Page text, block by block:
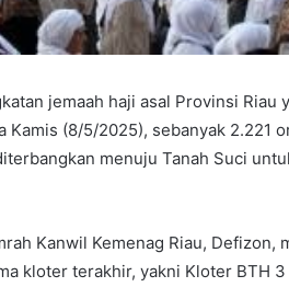
jemaah haji asal Provinsi Riau
(8/5/2025), sebanyak 2.221
menuju Tanah Suci
Kanwil Kemenag Riau, Defizon,
kloter terakhir, yakni Kloter BTH 3